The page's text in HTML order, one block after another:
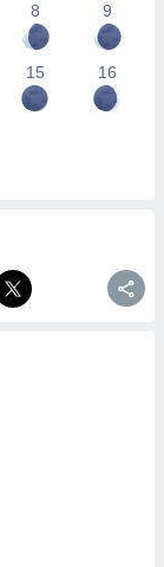
8 9
15 16